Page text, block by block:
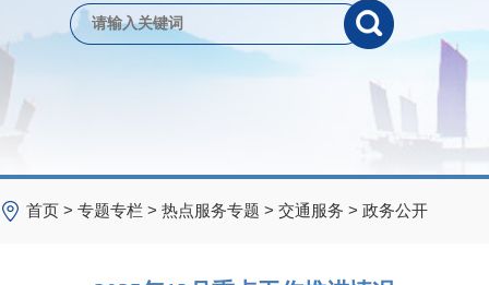
首页 > 专题专栏 > 热点服务专题 > 交通服务 > 政务公开